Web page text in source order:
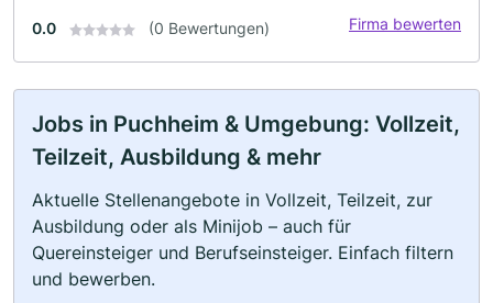
0.0 (0 Bewertungen) Firma bewerten
Jobs in Puchheim & Umgebung: Vollzeit,
Teilzeit, Ausbildung & mehr
Aktuelle Stellenangebote in Vollzeit, Teilzeit, zur
Ausbildung oder als Minijob – auch für
Quereinsteiger und Berufseinsteiger. Einfach filtern
und bewerben.